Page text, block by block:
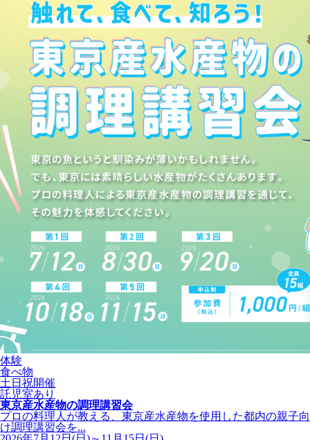
体験
食べ物
土日祝開催
託児室あり
東京産水産物の調理講習会
プロの料理人が教える、東京産水産物を使用した都内の親子向
け調理講習会を...